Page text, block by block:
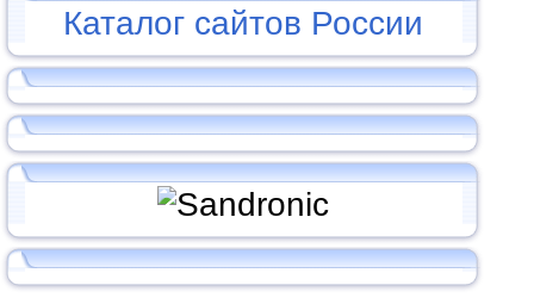
Каталог сайтов России